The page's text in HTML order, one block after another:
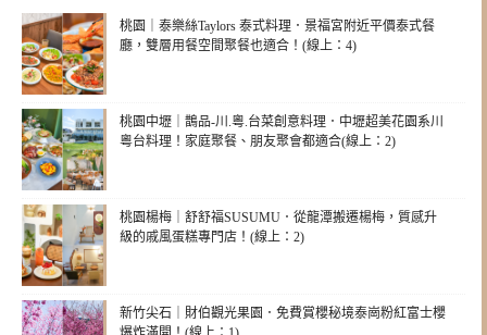
桃園｜泰樂絲Taylors 泰式料理．景福宮附近平價泰式餐
廳，雙層用餐空間聚餐也適合！(線上：4)
桃園中壢｜鵲品-川.粵.台菜創意料理．中壢超美花園系川
粵台料理！家庭聚餐、朋友聚會都適合(線上：2)
桃園楊梅｜舒舒福SUSUMU．從龍潭搬遷楊梅，質感升
級的戚風蛋糕專門店！(線上：2)
新竹尖石｜財伯觀光果園．免費賞櫻秘境泰崗粉紅富士櫻